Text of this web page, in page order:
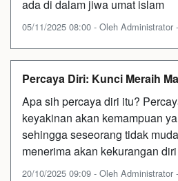
ada di dalam jiwa umat islam
05/11/2025 08:00 - Oleh Administrator
Percaya Diri: Kunci Meraih
Apa sih percaya diri itu?
keyakinan akan kemampuan
sehingga seseorang tidak
menerima akan kekurangan
20/10/2025 09:09 - Oleh Administrator